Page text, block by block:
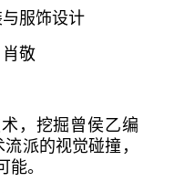
与服饰设计
肖敬
，挖掘曾侯乙编
派的视觉碰撞，
能。